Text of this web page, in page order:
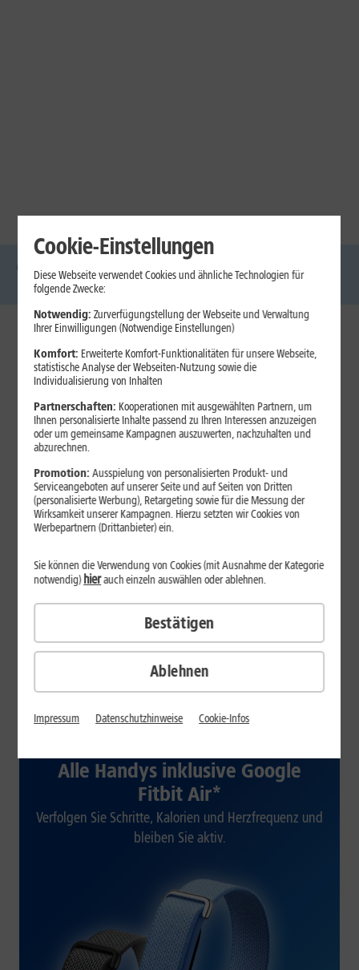
Glasfaser Internet Handys
Mobilfunk-
Laptops
1&1 Internet
Jetzt unterbrechungsfrei ins sehr gute Netz wechseln.
Ohne doppelte Kosten.*
ab 29,99
€/Monat*
Verfügbarkeit prüfen
Alle Handys inklusive Google
Fitbit Air*
Verfolgen Sie Schritte, Kalorien und Herzfrequenz und
bleiben Sie aktiv.
Cookie-Einstellungen
Diese Webseite verwendet Cookies und ähnliche Technologien für
folgende Zwecke:
Notwendig: Zurverfügungstellung der Webseite und Verwaltung
Ihrer Einwilligungen (Notwendige Einstellungen)
Komfort: Erweiterte Komfort-Funktionalitäten für unsere Webseite,
statistische Analyse der Webseiten-Nutzung sowie die
Individualisierung von Inhalten
Partnerschaften: Kooperationen mit ausgewählten Partnern, um
Ihnen personalisierte Inhalte passend zu Ihren Interessen anzuzeigen
oder um gemeinsame Kampagnen auszuwerten, nachzuhalten und
abzurechnen.
Promotion:Ausspielung von personalisierten Produkt- und
Serviceangeboten auf unserer Seite und auf Seiten von Dritten
(personalisierte Werbung), Retargeting sowie für die Messung der
Wirksamkeit unserer Kampagnen. Hierzu setzten wir Cookies von
Werbepartnern (Drittanbieter) ein.
Ablehnen
Sie können die Verwendung von Cookies (mit Ausnahme der Kategorie
notwendig)hierauch einzeln auswählen oder ablehnen.
Bestätigen
Impressum Datenschutzhinweise Cookie-Infos